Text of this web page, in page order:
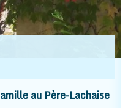
au Père-Lachaise